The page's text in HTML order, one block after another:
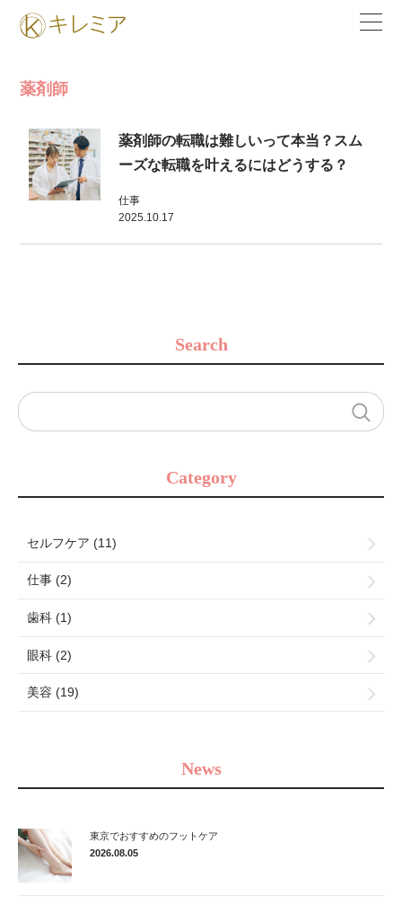
薬剤師
薬剤師の転職は難しいって本当？スム
ーズな転職を叶えるにはどうする？
仕事
2025.10.17
Search
Category
セルフケア (11)
仕事 (2)
歯科 (1)
眼科 (2)
美容 (19)
News
東京でおすすめのフットケア
2026.08.05